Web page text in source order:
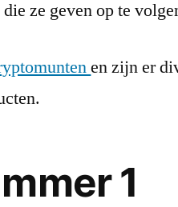
ze geven op te
en zijn er
1